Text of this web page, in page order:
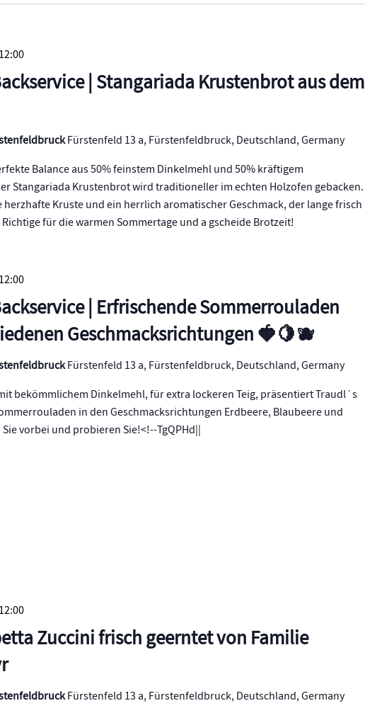
| Stangariada Krustenbrot aus dem
12:00
Fürstenfeld 13 a, Fürstenfeldbruck, Deutschland, Germany
Balance aus 50% feinstem Dinkelmehl und 50% kräftigem
Stangariada Krustenbrot wird traditioneller im echten Holzofen gebacken.
herzhafte Kruste und ein herrlich aromatischer Geschmack, der lange frisch
für die warmen Sommertage und a gscheide Brotzeit!
| Erfrischende Sommerrouladen
Geschmacksrichtungen 🍓🍋🫐
12:00
Fürstenfeld 13 a, Fürstenfeldbruck, Deutschland, Germany
bekömmlichem Dinkelmehl, für extra lockeren Teig, präsentiert Traudl´s
in den Geschmacksrichtungen Erdbeere, Blaubeere und
vorbei und probieren Sie!<!--TgQPHd||
Zuccini frisch geerntet von Familie
12:00
Fürstenfeld 13 a, Fürstenfeldbruck, Deutschland, Germany